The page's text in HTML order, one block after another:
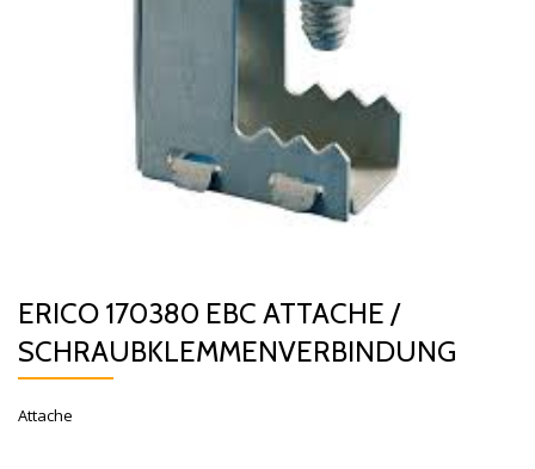
ERICO 170380 EBC ATTACHE /
SCHRAUBKLEMMENVERBINDUNG
Attache